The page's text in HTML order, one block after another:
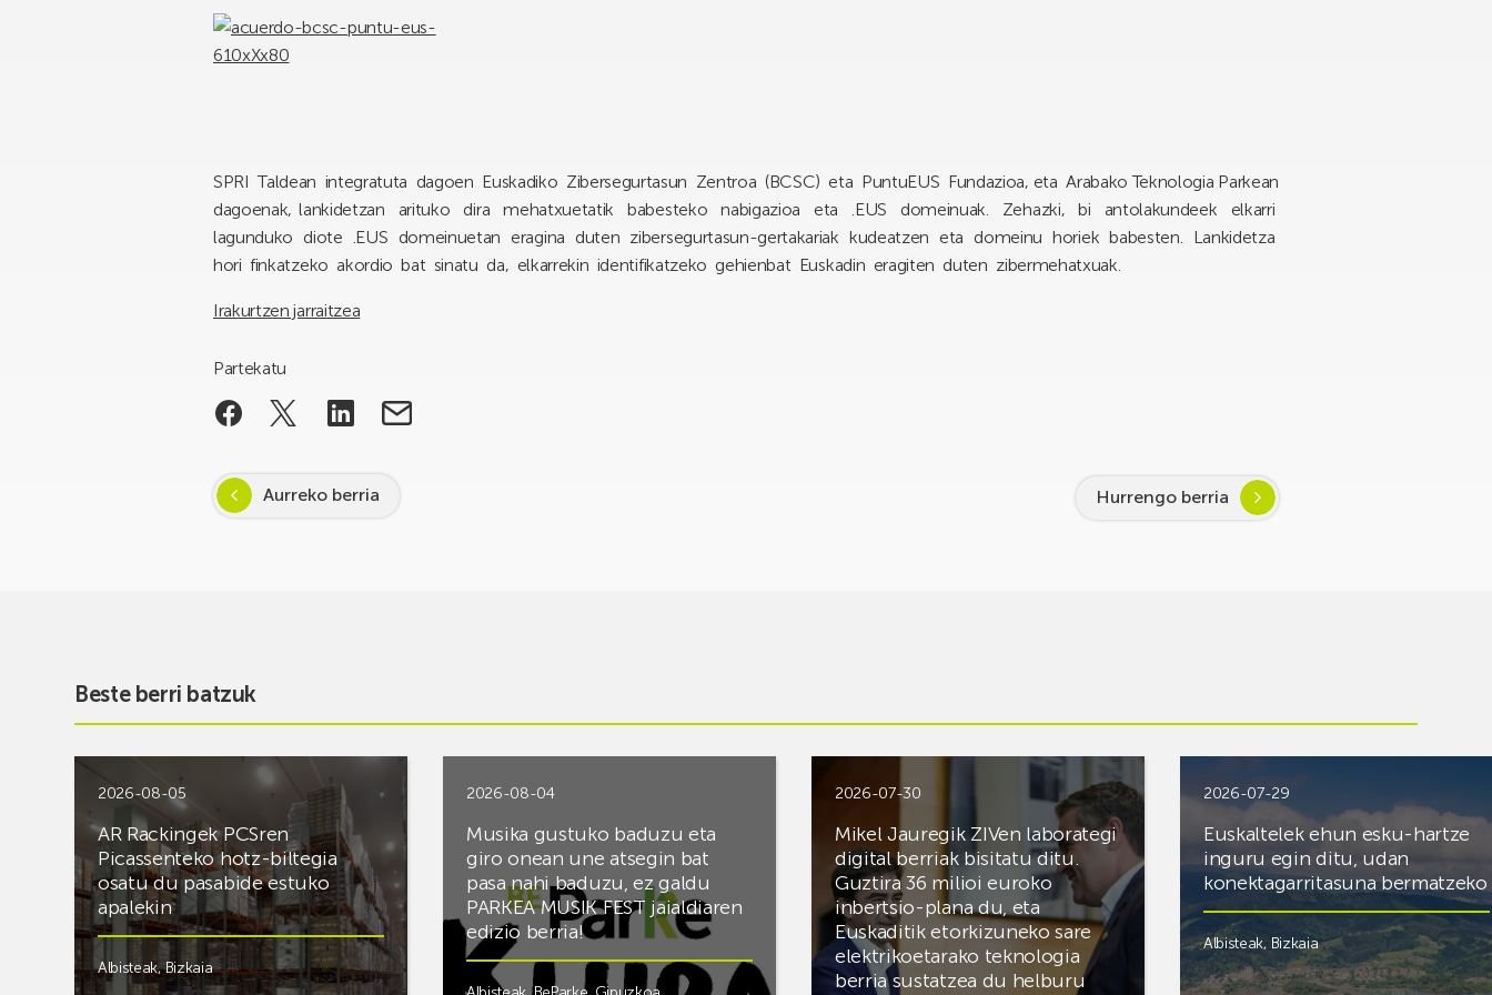
SPRI Taldean integratuta dagoen Euskadiko Zibersegurtasun Zentroa (BCSC) eta PuntuEUS Fundazioa, eta Arabako Teknologia Parkean
dagoenak, lankidetzan arituko dira mehatxuetatik babesteko nabigazioa eta .EUS domeinuak. Zehazki, bi antolakundeek elkarri
lagunduko diote .EUS domeinuetan eragina duten zibersegurtasun-gertakariak kudeatzen eta domeinu horiek babesten. Lankidetza
hori finkatzeko akordio bat sinatu da, elkarrekin identifikatzeko gehienbat Euskadin eragiten duten zibermehatxuak.
Irakurtzen jarraitzea
Partekatu
Aurreko berria Hurrengo berria
Beste berri batzuk
2026-08-05
AR Rackingek PCSren
Picassenteko hotz-biltegia
osatu du pasabide estuko
apalekin
Albisteak,Bizkaia
2026-08-04
Musika gustuko baduzu eta
giro onean une atsegin bat
pasa nahi baduzu, ez galdu
PARKEA MUSIK FEST jaialdiaren
edizio berria!
2026-07-30
Mikel Jauregik ZIVen laborategi
digital berriak bisitatu ditu.
Guztira 36 milioi euroko
inbertsio-plana du, eta
Euskaditik etorkizuneko sare
elektrikoetarako teknologia
berria sustatzea du helburu
2026-07-29
Euskaltelek ehun esku-hartze
inguru egin ditu, udan
konektagarritasuna bermatzeko
Albisteak, Bizkaia